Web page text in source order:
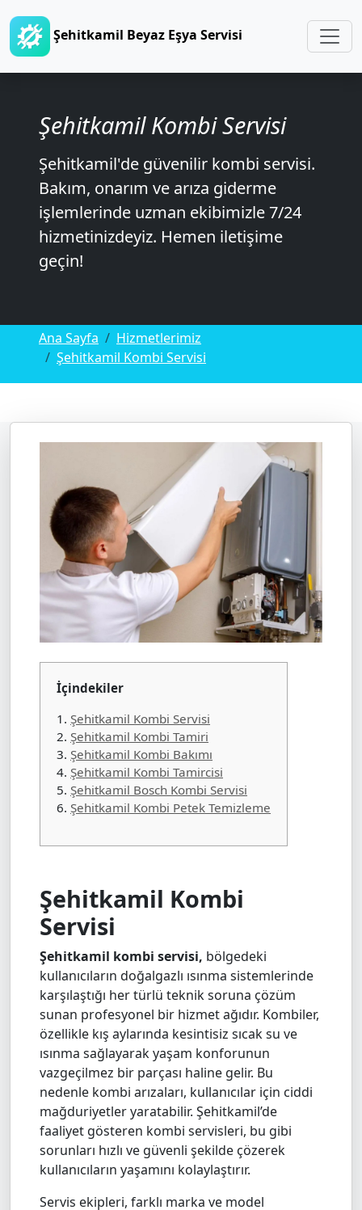
Şehitkamil Beyaz Eşya Servisi
Şehitkamil Kombi Servisi
Şehitkamil'de güvenilir kombi servisi.
Bakım, onarım ve arıza giderme
işlemlerinde uzman ekibimizle 7/24
hizmetinizdeyiz. Hemen iletişime
geçin!
Ana Sayfa
Hizmetlerimiz
Şehitkamil Kombi Servisi
İçindekiler
1. Şehitkamil Kombi Servisi
2. Şehitkamil Kombi Tamiri
3. Şehitkamil Kombi Bakımı
4. Şehitkamil Kombi Tamircisi
5. Şehitkamil Bosch Kombi Servisi
6. Şehitkamil Kombi Petek Temizleme
Şehitkamil Kombi
Servisi
Şehitkamil kombi servisi, bölgedeki
kullanıcıların doğalgazlı ısınma sistemlerinde
karşılaştığı her türlü teknik soruna çözüm
sunan profesyonel bir hizmet ağıdır. Kombiler,
özellikle kış aylarında kesintisiz sıcak su ve
ısınma sağlayarak yaşam konforunun
vazgeçilmez bir parçası haline gelir. Bu
nedenle kombi arızaları, kullanıcılar için ciddi
mağduriyetler yaratabilir. Şehitkamil’de
faaliyet gösteren kombi servisleri, bu gibi
sorunları hızlı ve güvenli şekilde çözerek
kullanıcıların yaşamını kolaylaştırır.
Servis ekipleri, farklı marka ve model